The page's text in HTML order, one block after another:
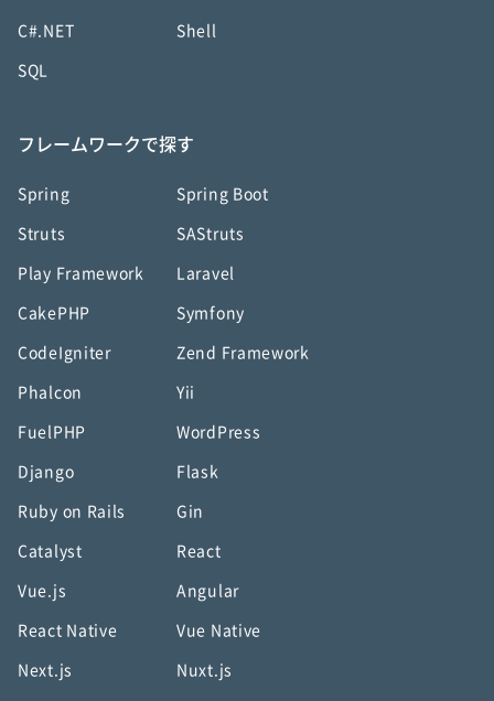
C#.NET Shell
SQL
フレームワークで探す
Spring Spring Boot
Struts SAStruts
Play Framework Laravel
CakePHP Symfony
CodeIgniter Zend Framework
Phalcon Yii
FuelPHP WordPress
Django Flask
Ruby on Rails Gin
Catalyst React
Vue.js Angular
React Native Vue Native
Next.js Nuxt.js